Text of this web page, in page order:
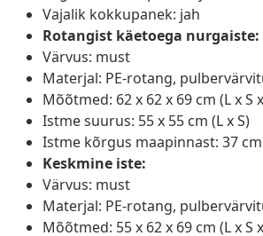
Vajalik kokkupanek: jah
Rotangist käetoega nurgaiste:
Värvus: must
Materjal: PE-rotang,
Mõõtmed: 62 x 62 x 69 cm (L x S
Istme suurus: 55 x 55 cm (L x S)
Istme kõrgus maapinnast: 37 cm
Keskmine iste:
Värvus: must
Materjal: PE-rotang,
Mõõtmed: 55 x 62 x 69 cm (L x S